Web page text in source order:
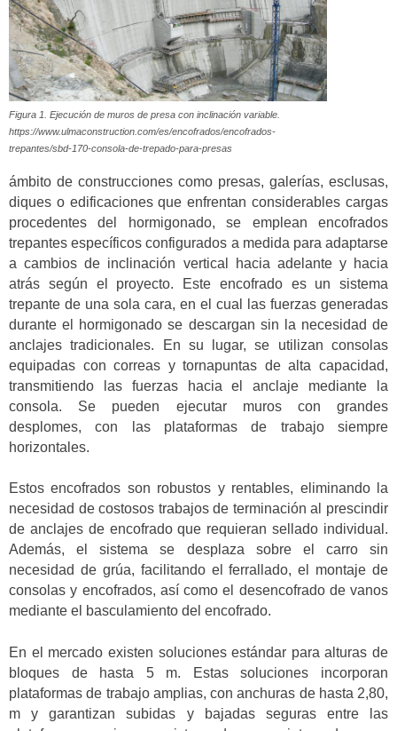
Figura 1. Ejecución de muros de presa con inclinación variable.
https://www.ulmaconstruction.com/es/encofrados/encofrados-
trepantes/sbd-170-consola-de-trepado-para-presas
ámbito de construcciones como presas, galerías, esclusas,
diques o edificaciones que enfrentan considerables cargas
procedentes del hormigonado, se emplean encofrados
trepantes específicos configurados a medida para adaptarse
a cambios de inclinación vertical hacia adelante y hacia
atrás según el proyecto. Este encofrado es un sistema
trepante de una sola cara, en el cual las fuerzas generadas
durante el hormigonado se descargan sin la necesidad de
anclajes tradicionales. En su lugar, se utilizan consolas
equipadas con correas y tornapuntas de alta capacidad,
transmitiendo las fuerzas hacia el anclaje mediante la
consola. Se pueden ejecutar muros con grandes
desplomes, con las plataformas de trabajo siempre
horizontales.
Estos encofrados son robustos y rentables, eliminando la
necesidad de costosos trabajos de terminación al prescindir
de anclajes de encofrado que requieran sellado individual.
Además, el sistema se desplaza sobre el carro sin
necesidad de grúa, facilitando el ferrallado, el montaje de
consolas y encofrados, así como el desencofrado de vanos
mediante el basculamiento del encofrado.
En el mercado existen soluciones estándar para alturas de
bloques de hasta 5 m. Estas soluciones incorporan
plataformas de trabajo amplias, con anchuras de hasta 2,80,
m y garantizan subidas y bajadas seguras entre las